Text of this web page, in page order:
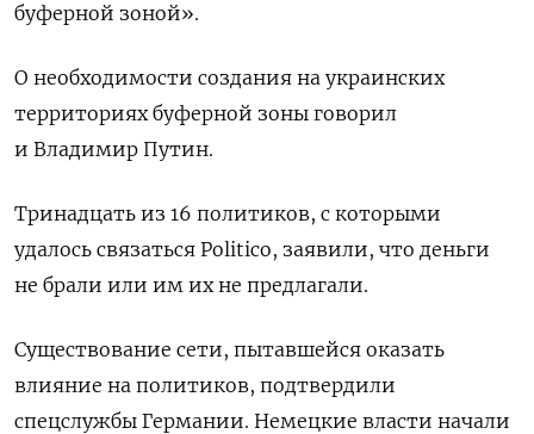
буферной зоной».
О необходимости создания на украинских
территориях буферной зоны говорил
и Владимир Путин.
Тринадцать из 16 политиков, с которыми
удалось связаться Politico, заявили, что деньги
не брали или им их не предлагали.
Существование сети, пытавшейся оказать
влияние на политиков, подтвердили
спецслужбы Германии. Немецкие власти начали